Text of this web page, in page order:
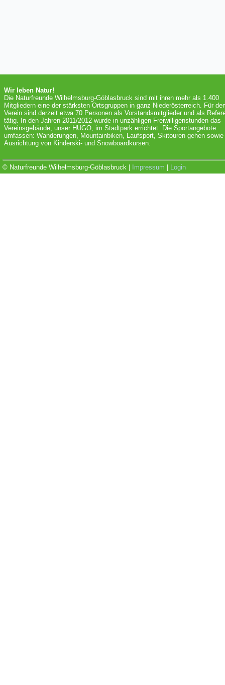
Wir leben Natur!
Die Naturfreunde Wilhelmsburg-Göblasbruck sind mit ihren mehr als 1.400
Mitgliedern eine der stärksten Ortsgruppen in ganz Niederösterreich. Für
Verein sind derzeit etwa 70 Personen als Vorstandsmitglieder und als
tätig. In den Jahren 2011/2012 wurde in unzähligen Freiwilligenstunden das
Vereinsgebäude, unser HUGO, im Stadtpark errichtet. Die Sportangebote
umfassen: Wanderungen, Mountainbiken, Laufsport, Skitouren gehen sowie
Ausrichtung von Kinderski- und Snowboardkursen.
© Naturfreunde Wilhelmsburg-Göblasbruck | Impressum Login